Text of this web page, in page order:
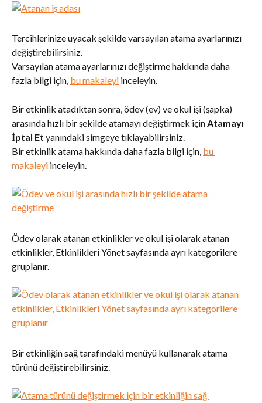
Tercihlerinize uyacak şekilde varsayılan atama ayarlarınızı
değiştirebilirsiniz.
Varsayılan atama ayarlarınızı değiştirme hakkında daha
fazla bilgi için, bu makaleyi inceleyin.
Bir etkinlik atadıktan sonra, ödev (ev) ve okul işi (şapka)
arasında hızlı bir şekilde atamayı değiştirmek için Atamayı
İptal Et yanındaki simgeye tıklayabilirsiniz.
Bir etkinlik atama hakkında daha fazla bilgi için, bu
makaleyi inceleyin.
Ödev olarak atanan etkinlikler ve okul işi olarak atanan
etkinlikler, Etkinlikleri Yönet sayfasında ayrı kategorilere
gruplanır.
Bir etkinliğin sağ tarafındaki menüyü kullanarak atama
türünü değiştirebilirsiniz.